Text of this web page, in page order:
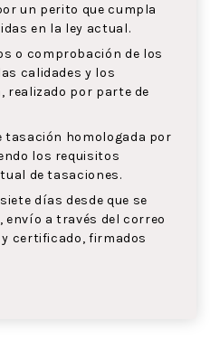
un perito que cumpla
en la ley actual.
o comprobación de los
calidades y los
realizado por parte de
tasación homologada por
los requisitos
de tasaciones.
días desde que se
a través del correo
certificado, firmados